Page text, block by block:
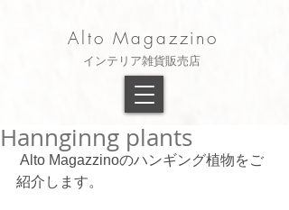
Alto Magazzino
​インテリア雑貨販売店
Hannginng plants
紹介します。